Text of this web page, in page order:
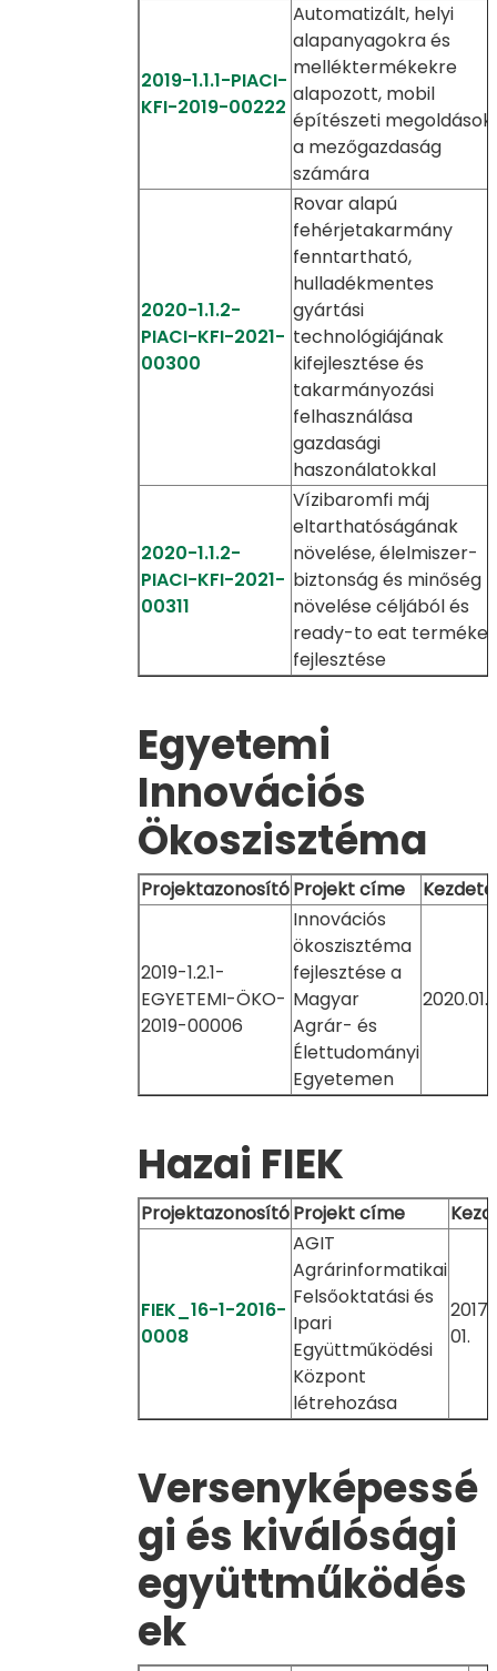
2019-1.1.1-PIACI-
KFI-2019-00222
Automatizált, helyi
alapanyagokra és
melléktermékekre
alapozott, mobil
építészeti megoldások
a mezőgazdaság
számára
2020-1.1.2-
PIACI-KFI-2021-
00300
Rovar alapú
fehérjetakarmány
fenntartható,
hulladékmentes
gyártási
technológiájának
kifejlesztése és
takarmányozási
felhasználása
gazdasági
haszonálatokkal
2020-1.1.2-
PIACI-KFI-2021-
00311
Vízibaromfi máj
eltarthatóságának
növelése, élelmiszer-
biztonság és minőség
növelése céljából és
ready-to eat termékek
fejlesztése
Egyetemi
Innovációs
Ökoszisztéma
ProjektazonosítóProjekt címe Kezdete
2019-1.2.1-
EGYETEMI-ÖKO-
2019-00006
Innovációs
ökoszisztéma
fejlesztése a
Magyar
Agrár- és
Élettudományi
Egyetemen
Hazai FIEK
ProjektazonosítóProjekt címe
FIEK_16-1-2016-
0008
AGIT
Agrárinformatikai
Felsőoktatási és
Ipari
Együttműködési
Központ
létrehozása
2017.
01.
Versenyképessé
gi és kiválósági
együttműködés
ek